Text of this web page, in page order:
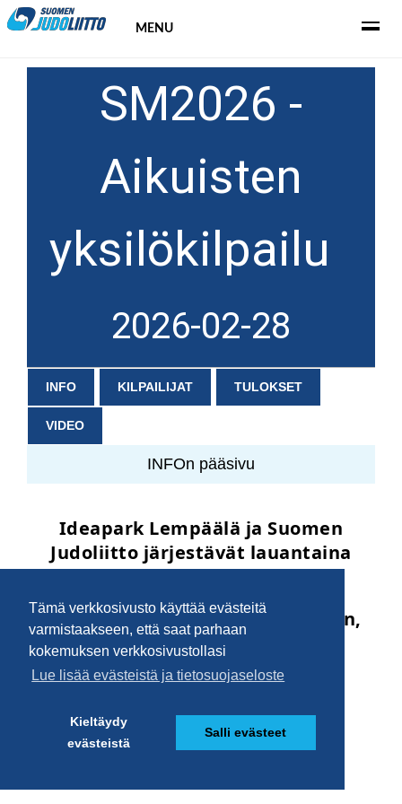
Tämä verkkosivusto käyttää evästeitä
varmistaakseen, että saat parhaan
kokemuksen verkkosivustollasi
Lue lisää evästeistä ja tietosuojaseloste
Kieltäydy
evästeistä
Salli evästeet
MENU
SM2026 -
Aikuisten
yksilökilpailu
2026-02-28
INFO KILPAILIJAT TULOKSET
VIDEO
INFOn pääsivu